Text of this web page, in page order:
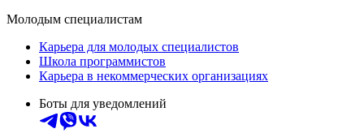
Молодым специалистам
Карьера для молодых специалистов
Школа программистов
Карьера в некоммерческих организациях
Боты для уведомлений